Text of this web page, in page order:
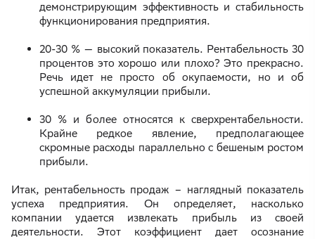
демонстрирующим эффективность и стабильность
функционирования предприятия.
20-30 % — высокий показатель. Рентабельность 30
процентов это хорошо или плохо? Это прекрасно.
Речь идет не просто об окупаемости, но и об
успешной аккумуляции прибыли.
30 % и более относятся к сверхрентабельности.
Крайне редкое явление, предполагающее
скромные расходы параллельно с бешеным ростом
прибыли.
Итак, рентабельность продаж – наглядный показатель
успеха предприятия. Он определяет, насколько
компании удается извлекать прибыль из своей
деятельности. Этот коэффициент дает осознание